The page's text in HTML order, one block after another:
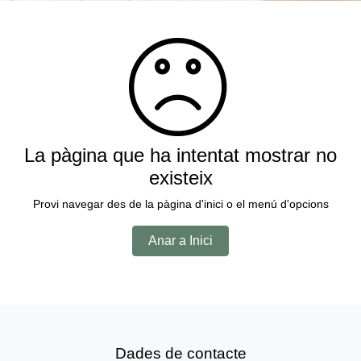
La pàgina que ha intentat mostrar no
existeix
Provi navegar des de la pàgina d'inici o el menú d'opcions
Anar a Inici
Dades de contacte